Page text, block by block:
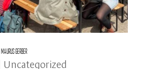
Gerber
Uncategorized